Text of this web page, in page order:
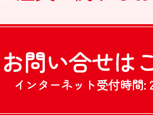
お問い合せは
インターネット受付時間: